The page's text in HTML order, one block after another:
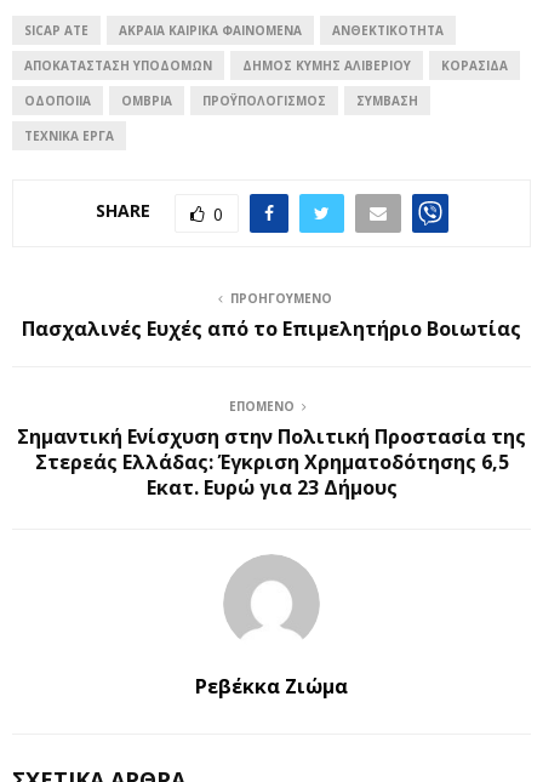
SICAP ATE ΑΚΡΑΊΑ ΚΑΙΡΙΚΆ ΦΑΙΝΌΜΕΝΑ ΑΝΘΕΚΤΙΚΌΤΗΤΑ
ΑΠΟΚΑΤΆΣΤΑΣΗ ΥΠΟΔΟΜΏΝ ΔΉΜΟΣ ΚΎΜΗΣ ΑΛΙΒΕΡΊΟΥ ΚΟΡΑΣΊΔΑ
ΟΔΟΠΟΙΊΑ ΌΜΒΡΙΑ ΠΡΟΫΠΟΛΟΓΙΣΜΌΣ ΣΎΜΒΑΣΗ
ΤΕΧΝΙΚΆ ΈΡΓΑ
SHARE 0
ΠΡΟΗΓΟΎΜΕΝΟ
Πασχαλινές Ευχές από το Επιμελητήριο Βοιωτίας
ΕΠΌΜΕΝΟ
Σημαντική Ενίσχυση στην Πολιτική Προστασία της
Στερεάς Ελλάδας: Έγκριση Χρηματοδότησης 6,5
Εκατ. Ευρώ για 23 Δήμους
Ρεβέκκα Ζιώμα